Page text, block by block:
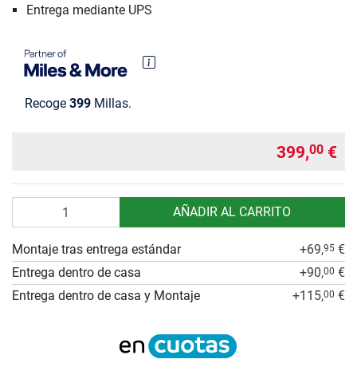
Entrega mediante UPS
Recoge 399 Millas.
399,00 €
AÑADIR AL CARRITO
Montaje tras entrega estándar +69,95 €
Entrega dentro de casa
+90,00 €
Entrega dentro de casa y Montaje
+115,00 €